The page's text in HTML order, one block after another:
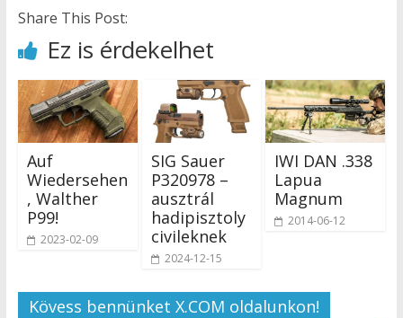
Share This Post:
Ez is érdekelhet
Auf
Wiedersehen
, Walther
P99!
2023-02-09
SIG Sauer
P320978 –
ausztrál
hadipisztoly
civileknek
2024-12-15
IWI DAN .338
Lapua
Magnum
2014-06-12
Kövess bennünket X.COM oldalunkon!